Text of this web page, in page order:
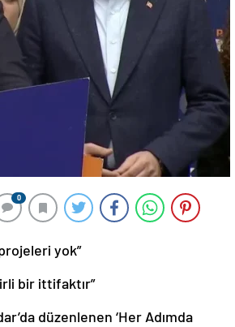
0
yok”
bir ittifaktır”
düzenlenen ‘Her Adımda